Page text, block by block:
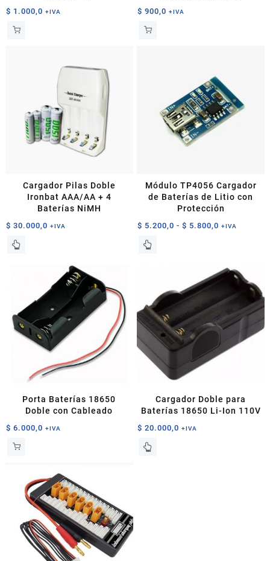
$ 1.000,0 +IVA $ 900,0 +IVA
Cargador Pilas Doble
Ironbat AAA/AA + 4
Baterías NiMH
$ 30.000,0 +IVA
Módulo TP4056 Cargador
de Baterías de Litio con
Protección
$ 5.200,0 - $ 5.800,0 Rango
$ 5.200,0
$ 5.800,0
+IVA
Este
variantes.
Las
opciones
se
pueden
elegir
Porta Baterías 18650
Doble con Cableado
$ 6.000,0 +IVA
Cargador Doble para
Baterías 18650 Li-Ion 110V
$ 20.000,0 +IVA
Este